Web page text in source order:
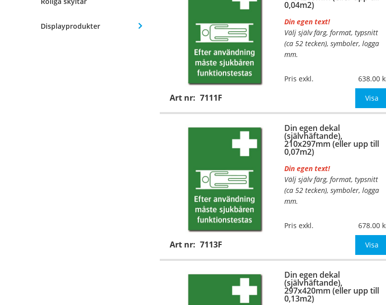
Displayprodukter
0,04m2)
Art nr: 7111F
Din egen text!
Välj själv färg, format, typsnitt
(ca 52 tecken), symboler, logga
mm.
Material:
Självhäftande folie
148x210mm (eller annat
OBS!
Pris exkl. 638.00
Visa
Din egen dekal
(självhäftande),
210x297mm (eller upp till
0,07m2)
Art nr: 7113F
Din egen text!
Välj själv färg, format, typsnitt
(ca 52 tecken), symboler, logga
mm.
Material:
Självhäftande folie
210x297mm (eller annat
OBS!
Pris exkl. 678.00
Visa
Din egen dekal
(självhäftande),
297x420mm (eller upp till
0,13m2)